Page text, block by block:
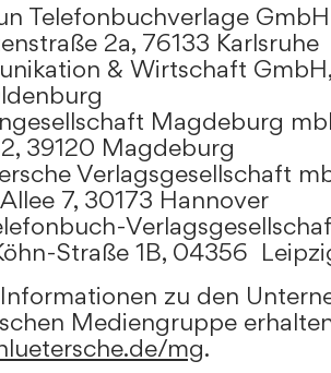
Telefonbuchverlage GmbH
2a, 76133 Karlsruhe
& Wirtschaft
Magdeburg
39120 Magdeburg
Verlagsgesellschaft
7, 30173 Hannover
Straße 1B, 04356
zu den
Mediengruppe
mg.